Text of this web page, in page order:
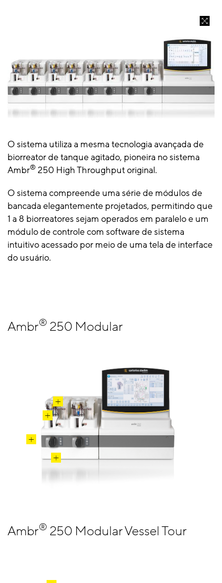
O sistema utiliza a mesma tecnologia avançada de
biorreator de tanque agitado, pioneira no sistema
Ambr® 250 High Throughput original.
O sistema compreende uma série de módulos de
bancada elegantemente projetados, permitindo que
1 a 8 biorreatores sejam operados em paralelo e um
módulo de controle com software de sistema
intuitivo acessado por meio de uma tela de interface
do usuário.
Ambr® 250 Modular
Ambr® 250 Modular Vessel Tour